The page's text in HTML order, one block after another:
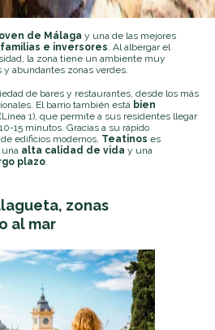
de Málaga y una de las mejores
e inversores . Al albergar el
la zona tiene un ambiente muy
abundantes zonas verdes.
de bares y restaurantes, desde los más
El barrio también está bien
(Línea 1), que permite a sus residentes llegar
15 minutos. Gracias a su rápido
edificios modernos, Teatinos es
alta calidad de vida y una
plazo
zonas
al mar